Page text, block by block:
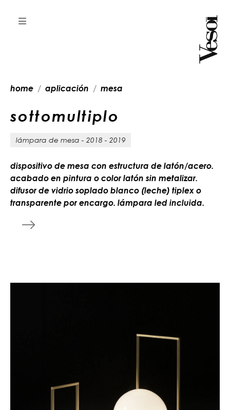
home aplicación mesa
sottomultiplo
lámpara de mesa - 2018 - 2019
dispositivo de mesa con estructura de latón/acero.
acabado en pintura o color latón sin metalizar.
difusor de vidrio soplado blanco (leche) tiplex o
transparente por encargo. lámpara led incluida.